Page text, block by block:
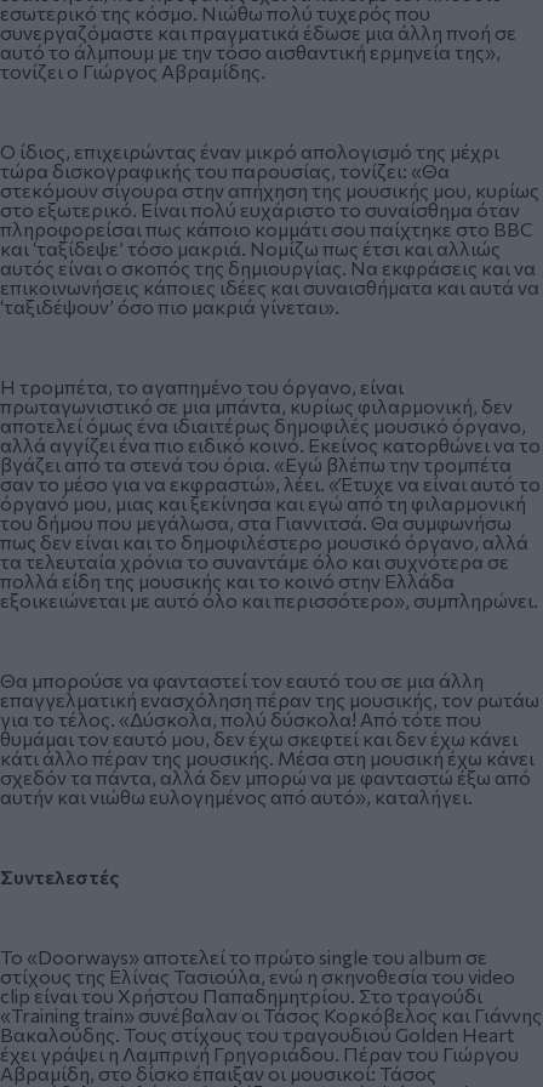
εσωτερικό της κόσμο. Νιώθω πολύ τυχερός που
συνεργαζόμαστε και πραγματικά έδωσε μια άλλη πνοή σε
αυτό το άλμπουμ με την τόσο αισθαντική ερμηνεία της»,
τονίζει ο Γιώργος Αβραμίδης.
Ο ίδιος, επιχειρώντας έναν μικρό απολογισμό της μέχρι
τώρα δισκογραφικής του παρουσίας, τονίζει: «Θα
στεκόμουν σίγουρα στην απήχηση της μουσικής μου, κυρίως
στο εξωτερικό. Είναι πολύ ευχάριστο το συναίσθημα όταν
πληροφορείσαι πως κάποιο κομμάτι σου παίχτηκε στο BBC
και ‘ταξίδεψε’ τόσο μακριά. Νομίζω πως έτσι και αλλιώς
αυτός είναι ο σκοπός της δημιουργίας. Να εκφράσεις και να
επικοινωνήσεις κάποιες ιδέες και συναισθήματα και αυτά να
‘ταξιδέψουν’ όσο πιο μακριά γίνεται».
Η τρομπέτα, το αγαπημένο του όργανο, είναι
πρωταγωνιστικό σε μια μπάντα, κυρίως φιλαρμονική, δεν
αποτελεί όμως ένα ιδιαιτέρως δημοφιλές μουσικό όργανο,
αλλά αγγίζει ένα πιο ειδικό κοινό. Εκείνος κατορθώνει να το
βγάζει από τα στενά του όρια. «Εγώ βλέπω την τρομπέτα
σαν το μέσο για να εκφραστώ», λέει. «Έτυχε να είναι αυτό το
όργανό μου, μιας και ξεκίνησα και εγώ από τη φιλαρμονική
του δήμου που μεγάλωσα, στα Γιαννιτσά. Θα συμφωνήσω
πως δεν είναι και το δημοφιλέστερο μουσικό όργανο, αλλά
τα τελευταία χρόνια το συναντάμε όλο και συχνότερα σε
πολλά είδη της μουσικής και το κοινό στην Ελλάδα
εξοικειώνεται με αυτό όλο και περισσότερο», συμπληρώνει.
Θα μπορούσε να φανταστεί τον εαυτό του σε μια άλλη
επαγγελματική ενασχόληση πέραν της μουσικής, τον ρωτάω
για το τέλος. «Δύσκολα, πολύ δύσκολα! Από τότε που
θυμάμαι τον εαυτό μου, δεν έχω σκεφτεί και δεν έχω κάνει
κάτι άλλο πέραν της μουσικής. Μέσα στη μουσική έχω κάνει
σχεδόν τα πάντα, αλλά δεν μπορώ να με φανταστώ έξω από
αυτήν και νιώθω ευλογημένος από αυτό», καταλήγει.
Συντελεστές
Το «Doorways» αποτελεί το πρώτο single του album σε
στίχους της Ελίνας Τασιούλα, ενώ η σκηνοθεσία του video
clip είναι του Χρήστου Παπαδημητρίου. Στο τραγούδι
«Training train» συνέβαλαν οι Τάσος Κορκόβελος και Γιάννης
Βακαλούδης. Τους στίχους του τραγουδιού Golden Heart
έχει γράψει η Λαμπρινή Γρηγοριάδου. Πέραν του Γιώργου
Αβραμίδη, στο δίσκο έπαιξαν οι μουσικοί: Τάσος